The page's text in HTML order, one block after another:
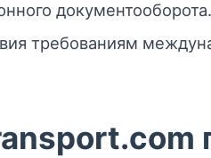
документооборота.
требованиям